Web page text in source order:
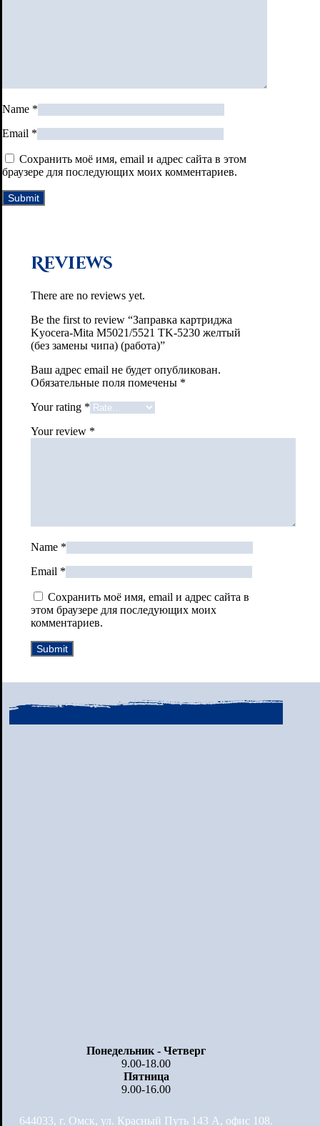
Name *
Email *
Сохранить моё имя, email и адрес сайта в этом
браузере для последующих моих комментариев.
Reviews
There are no reviews yet.
Be the first to review “Заправка картриджа
Kyocera-Mita M5021/5521 TK-5230 желтый
(без замены чипа) (работа)”
Ваш адрес email не будет опубликован.
Обязательные поля помечены *
Your rating *
Your review *
Name *
Email *
Сохранить моё имя, email и адрес сайта в
этом браузере для последующих моих
комментариев.
Понедельник - Четверг
9.00-18.00
Пятница
9.00-16.00
644033, г. Омск, ул. Красный Путь 143 А, офис 108.